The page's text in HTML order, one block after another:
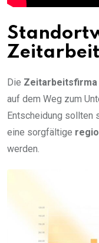
Die Zeitarbeitsfirma
auf dem Weg zum
Entscheidung sollten
eine sorgfältige
werden.